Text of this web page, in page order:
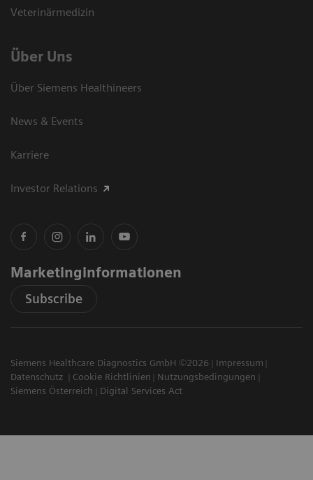
Veterinärmedizin
Über Uns
Über Siemens Healthineers
News & Events
Karriere
Investor Relations
Marketinginformationen
Subscribe
Siemens Healthcare Diagnostics GmbH ©2026
Impressum
Datenschutz
Cookie Richtlinien
Nutzungsbedingungen
Siemens Österreich
Digital Services Act